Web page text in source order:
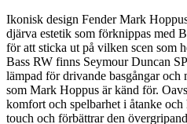
Ikonisk design Fender Mark
djärva estetik som förknippas med
för att sticka ut på vilken scen som
Bass RW finns Seymour Duncan
lämpad för drivande basgångar
som Mark Hoppus är känd för.
komfort och spelbarhet i åtanke
touch och förbättrar den